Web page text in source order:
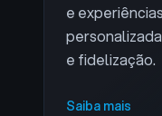
e
e fidelização.
Saiba mais